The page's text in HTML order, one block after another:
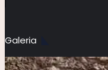
Galeria